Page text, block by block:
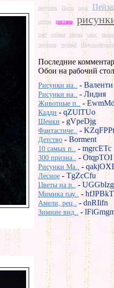
парусник Пасха паук
птицы реклама
снег собаки тигры ужас
черепаха
черный
Последние
Обои на рабочий стол
Рисунки на.. - Валенти
Рисунки на.. - Лидия
Животные п.. -
Кадди - qZUlTUo
Щенки - gVpeDjg
Фантастиче.. - KZqFPPt
Детство -Borment
10 самых п.. - mgrcETc
300 призна.. - OtqpTOI
Рисунки Ma.. -
Лесное - TgZcCfu
Цветы на р.. -UGGblzg
Мимика пау.. -hfJPBkT
Амели, рец.. -dnRIifn
Зимние вид.. -